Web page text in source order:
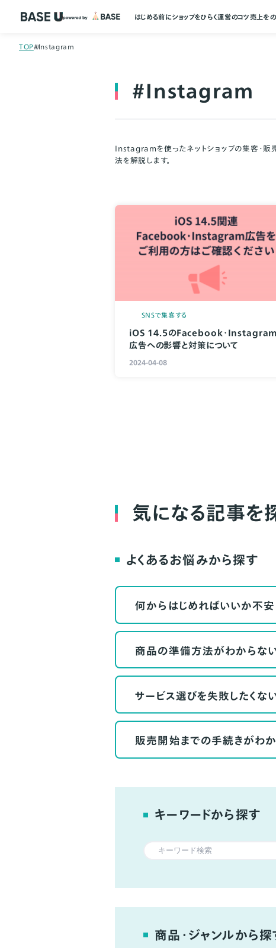
はじめる前にショップをひらく運営のコツ売上を
TOP#Instagram
#Instagram
Instagramを使ったネットショップの集客・販
法を解説します。
SNSで集客する
iOS 14.5のFacebook･Instagram
広告への影響と対策について
2024-04-08
気になる記事を
よくあるお悩みから探す
何からはじめればいいか不安
商品の準備方法がわからな
サービス選びを失敗したくな
販売開始までの手続きがわ
キーワードから探す
商品・ジャンルから探